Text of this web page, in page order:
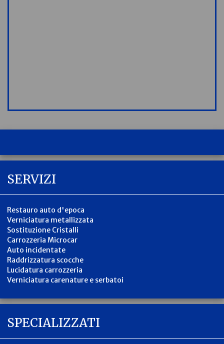
SERVIZI
Restauro auto d'epoca
Verniciatura metallizzata
Sostituzione Cristalli
Carrozzeria Microcar
Auto incidentate
Raddrizzatura scocche
Lucidatura carrozzeria
Verniciatura carenature e serbatoi
SPECIALIZZATI